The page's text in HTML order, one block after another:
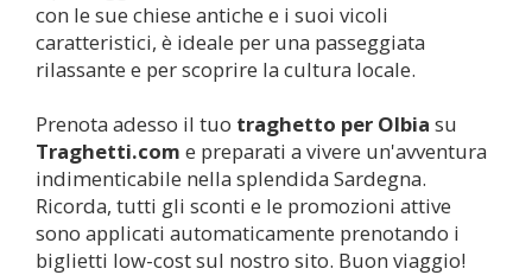
con le sue chiese antiche e i suoi vicoli
caratteristici, è ideale per una passeggiata
rilassante e per scoprire la cultura locale.
Prenota adesso il tuo traghetto per Olbia su
Traghetti.com e preparati a vivere un'avventura
indimenticabile nella splendida Sardegna.
Ricorda, tutti gli sconti e le promozioni attive
sono applicati automaticamente prenotando i
biglietti low-cost sul nostro sito. Buon viaggio!